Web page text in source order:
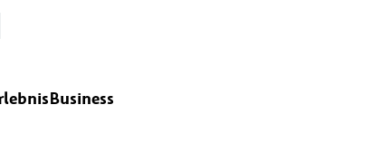
Business